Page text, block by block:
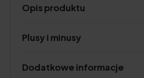
Opis produktu
Plusy i minusy
Dodatkowe informacje